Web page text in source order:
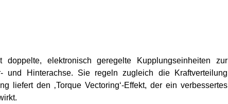
doppelte, elektronisch geregelte Kupplungseinheiten zur
und Hinterachse. Sie regeln zugleich die Kraftverteilung
liefert den ‚Torque Vectoring‘-Effekt, der ein verbessertes